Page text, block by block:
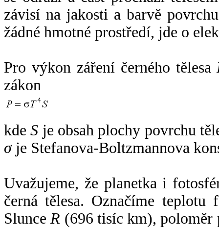
závisí na jakosti a barvě
žádné hmotné prostředí, jde o
Pro výkon záření černého tělesa
zákon
kdeS je obsah plochy povrchu
σje Stefanova-Boltzmannova
Uvažujeme, že planetka i
černá tělesa. Označíme
SlunceR (696 tisíc km),